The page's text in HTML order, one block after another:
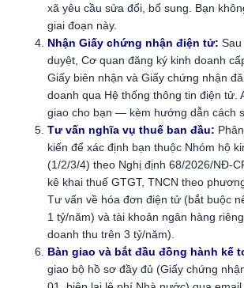
xã yêu cầu sửa đổi, bổ sung. Bạn
giai đoạn này.
Nhận Giấy chứng nhận điện tử:
duyệt, Cơ quan đăng ký kinh doanh
Giấy biên nhận và Giấy chứng nhận
doanh qua Hệ thống thông tin điện tử.
giao cho bạn — kèm hướng dẫn cách
Tư vấn nghĩa vụ thuế ban đầu:
kiến để xác định bạn thuộc Nhóm hộ
(1/2/3/4) theo Nghị định 68/2026/NĐ-
kê khai thuế GTGT, TNCN theo
Tư vấn về hóa đơn điện tử (bắt buộc
1 tỷ/năm) và tài khoản ngân hàng
doanh thu trên 3 tỷ/năm).
Bàn giao và bắt đầu đồng hành kế
giao bộ hồ sơ đầy đủ (Giấy chứng